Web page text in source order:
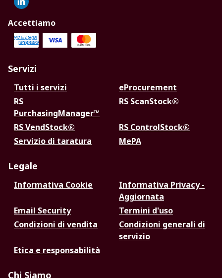
Accettiamo
Servizi
Tutti i servizi
eProcurement
RS
PurchasingManager™
RS ScanStock®
RS VendStock®
RS ControlStock®
Servizio di taratura
MePA
Legale
Informativa Cookie
Informativa Privacy -
Aggiornata
Email Security
Termini d'uso
Condizioni di vendita
Condizioni generali di
servizio
Etica e responsabilità
Chi Siamo